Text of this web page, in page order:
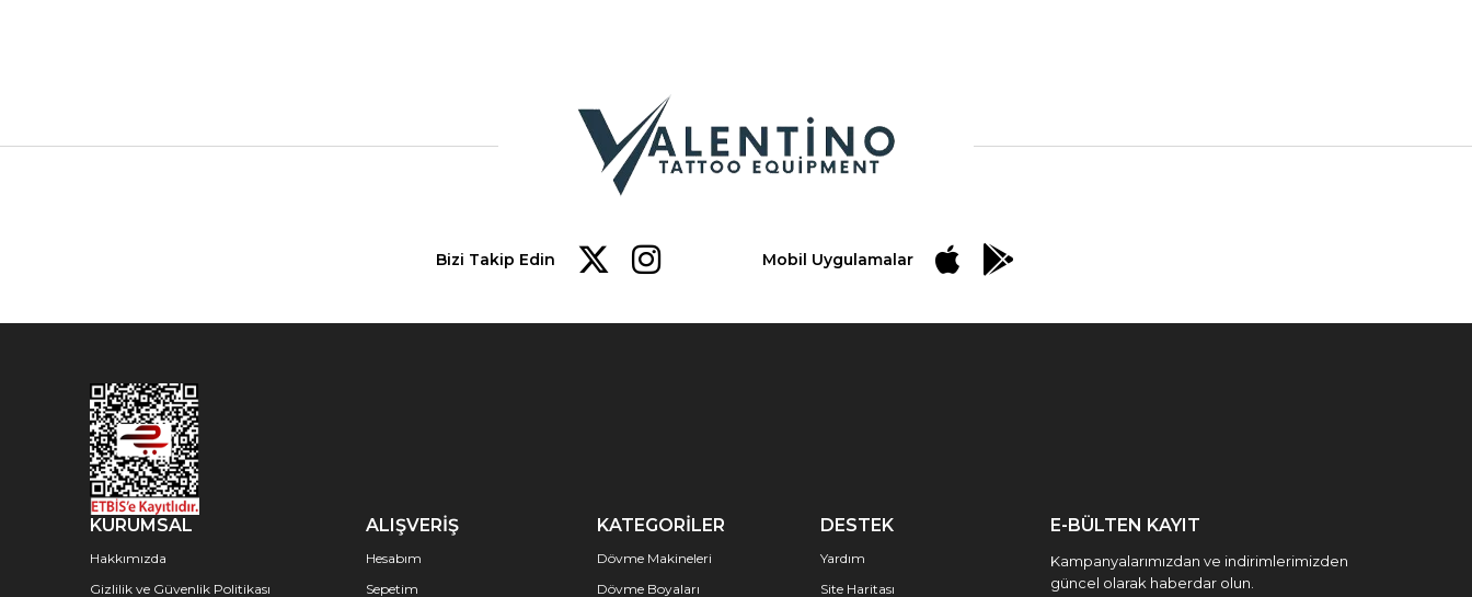
Bizi Takip Edin Mobil Uygulamalar
KURUMSAL
Hakkımızda
Gizlilik ve Güvenlik Politikası
ALIŞVERİŞ
Hesabım
Sepetim
KATEGORİLER
Dövme Makineleri
Dövme Boyaları
DESTEK
Yardım
Site Haritası
E-BÜLTEN KAYIT
Kampanyalarımızdan ve indirimlerimizden
güncel olarak haberdar olun.